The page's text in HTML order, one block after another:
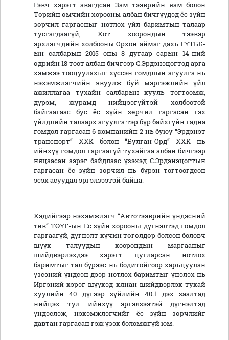
Гэвч хэрэгт авагдсан Зам тээврийн яам болон
Төрийн өмчийн хорооны албан бичгүүдэд ёс зүйн
зөрчил гаргасныг нотлох үйл баримтын талаар
тусгагдаагүй, Хот хоорондын тээвэр
эрхлэгчдийн холбооны Орхон аймаг дахь ГҮТББ-
ын салбарын 2015 оны 8 дугаар сарын 14-ний
өдрийн 18 тоот албан бичгээр С.Эрдэнэцогтод арга
хэмжээ тооцуулахыг хүссэн гомдлын агуулга нь
нэхэмжлэгчийн явуулж буй мэргэжлийн үйл
ажиллагаа тухайн салбарын хууль тогтоомж,
дүрэм, журамд нийцээгүйтэй холбоотой
байгаагаас бус ёс зүйн зөрчил гаргасан гэх
үйлдлийн талаарх агуулга тэр бүр байхгүйн гадна
гомдол гаргасан 6 компанийн 2 нь буюу “Эрдэнэт
транспорт” ХХК болон “Булган-Орд” ХХК нь
ийнхүү гомдол гаргаагүй тухайгаа албан бичгээр
няцаасан зэрэг байдлаас үзэхэд С.Эрдэнэцогтын
гаргасан ёс зүйн зөрчил нь бүрэн тогтоогдсон
эсэх асуудал эргэлзээтэй байна.
Хэдийгээр нэхэмжлэгч “Автотээврийн үндэсний
төв” ТӨҮГ-ын Ес зүйн хорооны дүгнэлтэд гомдол
гаргаагүй, дүгнэлт хүчин төгөлдөр болсон боловч
шүүх талуудын хоорондын маргааныг
шийдвэрлэхдээ хэрэгт цугларсан нотлох
баримтыг тал бүрээс нь бодитойгоор харьцуулан
үзсэний үндсэн дээр нотлох баримтыг үнэлэх нь
Иргэний хэрэг шүүхэд хянан шийдвэрлэх тухай
хуулийн 40 дүгээр зүйлийн 40.1 дэх заалтад
нийцэх тул ийнхүү эргэлзээтэй дүгнэлтэд
үндэслэж, нэхэмжлэгчийг ёс зүйн зөрчлийг
давтан гаргасан гэж үзэх боломжгүй юм.